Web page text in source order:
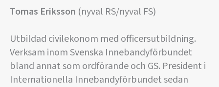
Tomas Eriksson (nyval RS/nyval FS)
Utbildad civilekonom med officersutbildning.
Verksam inom Svenska Innebandyförbundet
bland annat som ordförande och GS. President i
Internationella Innebandyförbundet sedan